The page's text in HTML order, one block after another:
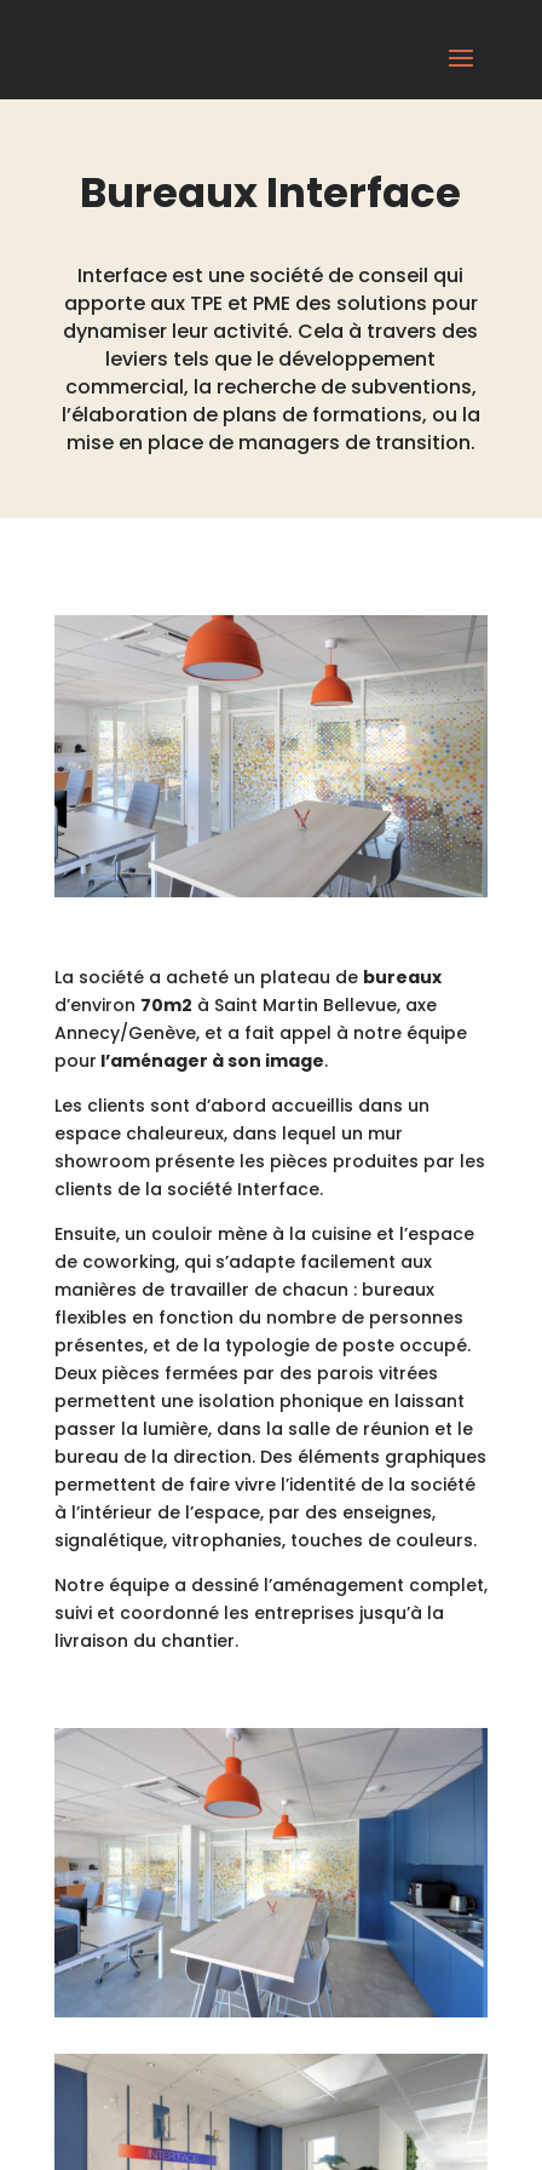
Bureaux Interface
Interface est une société de conseil qui
apporte aux TPE et PME des solutions pour
dynamiser leur activité. Cela à travers des
leviers tels que le développement
commercial, la recherche de subventions,
l’élaboration de plans de formations, ou la
mise en place de managers de transition.
La société a acheté un plateau de bureaux
d’environ 70m2 à Saint Martin Bellevue, axe
Annecy/Genève, et a fait appel à notre équipe
pour l’aménager à son image.
Les clients sont d’abord accueillis dans un
espace chaleureux, dans lequel un mur
showroom présente les pièces produites par les
clients de la société Interface.
Ensuite, un couloir mène à la cuisine et l’espace
de coworking, qui s’adapte facilement aux
manières de travailler de chacun : bureaux
flexibles en fonction du nombre de personnes
présentes, et de la typologie de poste occupé.
Deux pièces fermées par des parois vitrées
permettent une isolation phonique en laissant
passer la lumière, dans la salle de réunion et le
bureau de la direction. Des éléments graphiques
permettent de faire vivre l’identité de la société
à l’intérieur de l’espace, par des enseignes,
signalétique, vitrophanies, touches de couleurs.
Notre équipe a dessiné l’aménagement complet,
suivi et coordonné les entreprises jusqu’à la
livraison du chantier.